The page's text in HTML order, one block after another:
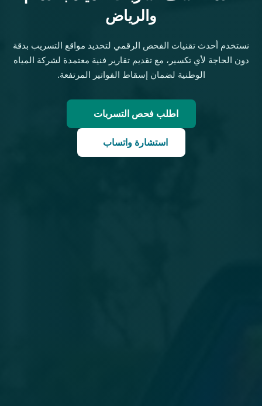
والرياض
نستخدم أحدث تقنيات الفحص الرقمي لتحديد مواقع التسريب بدقة
دون الحاجة لأي تكسير، مع تقديم تقارير فنية معتمدة لشركة المياه
الوطنية لضمان إسقاط الفواتير المرتفعة.
اطلب فحص التسربات
استشارة واتساب